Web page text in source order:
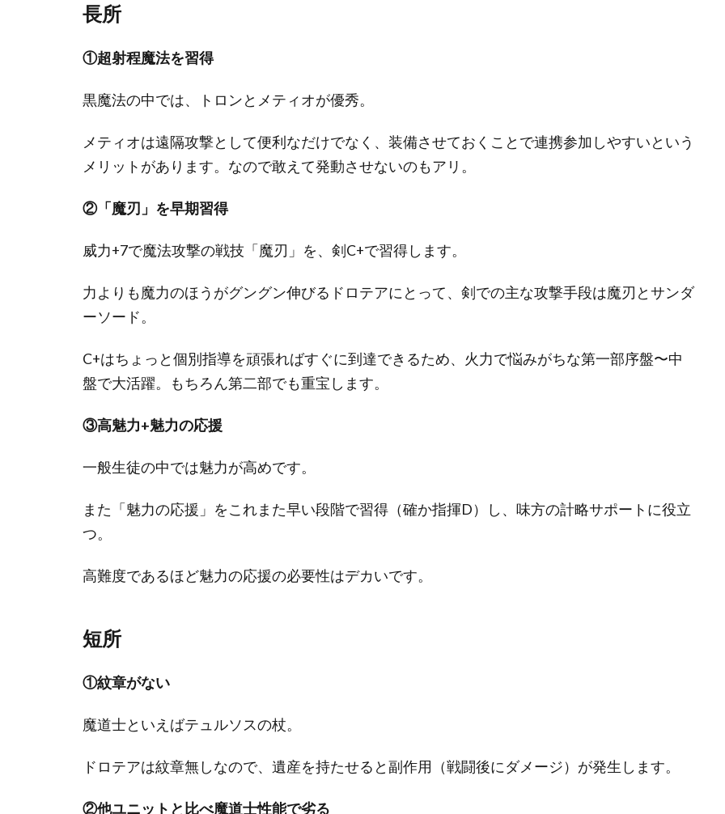
長所
①超射程魔法を習得
黒魔法の中では、トロンとメティオが優秀。
メティオは遠隔攻撃として便利なだけでなく、装備させておくことで連携参加しやすいという
メリットがあります。なので敢えて発動させないのもアリ。
②「魔刃」を早期習得
威力+7で魔法攻撃の戦技「魔刃」を、剣C+で習得します。
力よりも魔力のほうがグングン伸びるドロテアにとって、剣での主な攻撃手段は魔刃とサンダ
ーソード。
C+はちょっと個別指導を頑張ればすぐに到達できるため、火力で悩みがちな第一部序盤〜中
盤で大活躍。もちろん第二部でも重宝します。
③高魅力+魅力の応援
一般生徒の中では魅力が高めです。
また「魅力の応援」をこれまた早い段階で習得（確か指揮D）し、味方の計略サポートに役立
つ。
高難度であるほど魅力の応援の必要性はデカいです。
短所
①紋章がない
魔道士といえばテュルソスの杖。
ドロテアは紋章無しなので、遺産を持たせると副作用（戦闘後にダメージ）が発生します。
②他ユニットと比べ魔道士性能で劣る